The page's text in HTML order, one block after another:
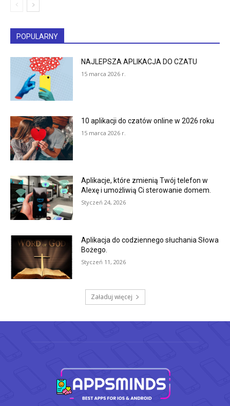
POPULARNY
NAJLEPSZA APLIKACJA DO CZATU
15 marca 2026 r.
10 aplikacji do czatów online w 2026 roku
15 marca 2026 r.
Aplikacje, które zmienią Twój telefon w
Alexę i umożliwią Ci sterowanie domem.
Styczeń 24, 2026
Aplikacja do codziennego słuchania Słowa
Bożego.
Styczeń 11, 2026
Załaduj więcej